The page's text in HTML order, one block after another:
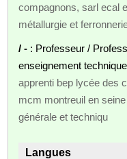
compagnons, sarl ecal
métallurgie et
/ - : Professeur /
enseignement technique
apprenti bep lycée des
mcm montreuil en
générale et techniqu
Langues